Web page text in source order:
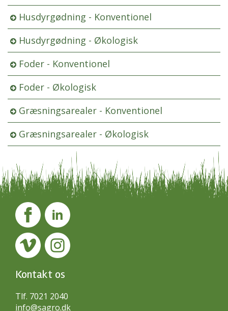
Husdyrgødning - Konventionel
Husdyrgødning - Økologisk
Foder - Konventionel
Foder - Økologisk
Græsningsarealer - Konventionel
Græsningsarealer - Økologisk
Kontakt os
Tlf. 7021 2040
info@sagro.dk